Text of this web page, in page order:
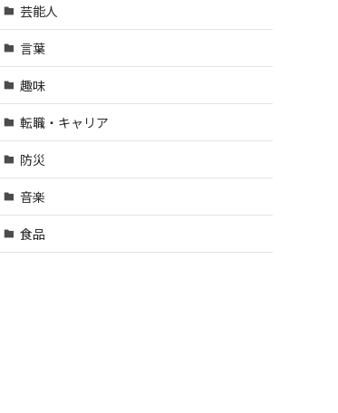
芸能人
言葉
趣味
転職・キャリア
防災
音楽
食品